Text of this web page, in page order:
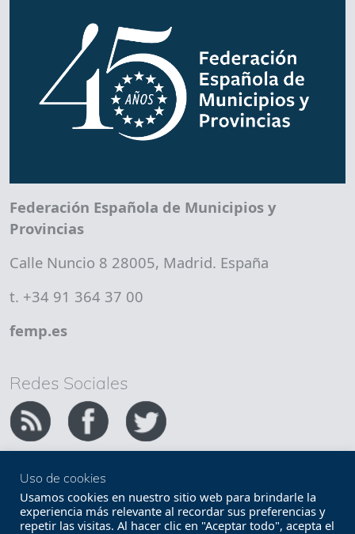
Federación Española de Municipios y
Provincias
Calle Nuncio 8 28005, Madrid. España
t. +34 91 364 37 00
femp.es
Redes Sociales
Copyright FEMP
Accesibilidad
Uso de cookies
Usamos cookies en nuestro sitio web para brindarle la
experiencia más relevante al recordar sus preferencias y
repetir las visitas. Al hacer clic en "Aceptar todo", acepta el